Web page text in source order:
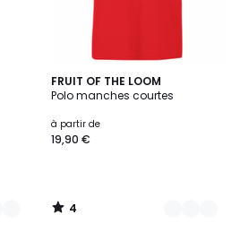
FRUIT OF THE LOOM
Polo manches courtes
à partir de
19,90 €
4
/
18
Couleurs
4
/